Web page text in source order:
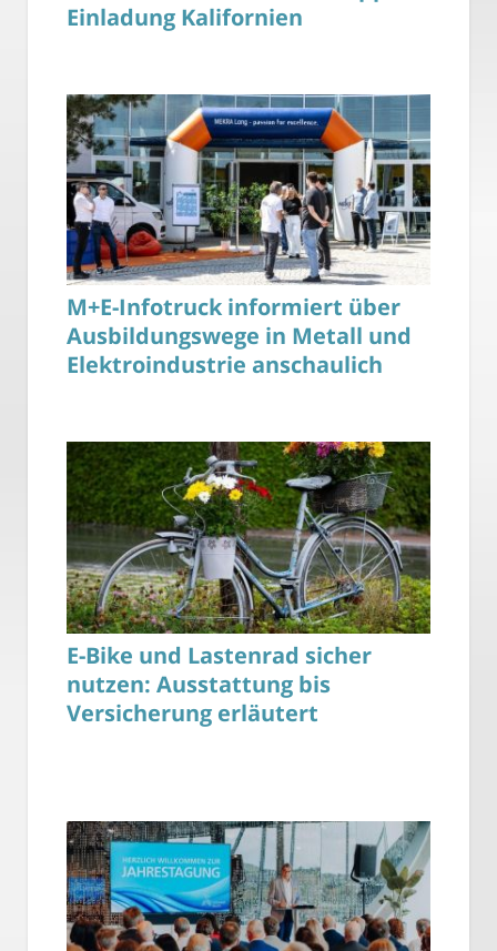
Einladung Kalifornien
M+E-Infotruck informiert über
Ausbildungswege in Metall und
Elektroindustrie anschaulich
E-Bike und Lastenrad sicher
nutzen: Ausstattung bis
Versicherung erläutert